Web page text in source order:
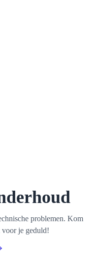
problemen. Kom
voor je geduld!